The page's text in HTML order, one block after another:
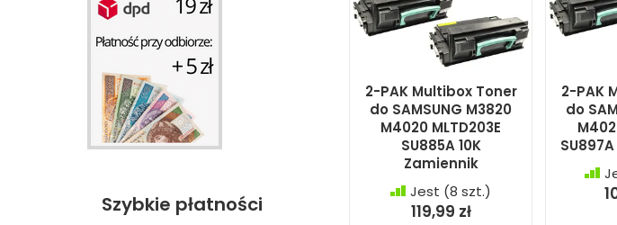
2-PAK Multibox Toner
do SAMSUNG M3820
M4020 MLTD203E
SU885A 10K
Zamiennik
Jest (8 szt.)
119,99 zł
2-PAK
do
Szybkie płatności